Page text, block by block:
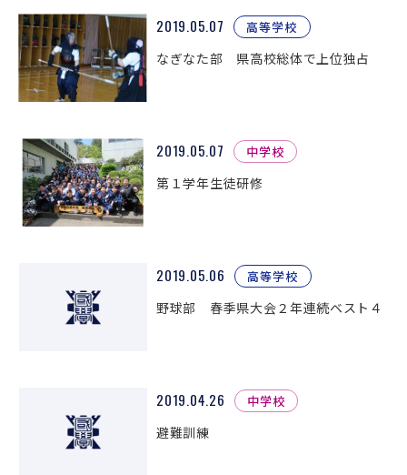
2019.05.07 高等学校
なぎなた部 県高校総体で上位独占
2019.05.07 中学校
第１学年生徒研修
2019.05.06 高等学校
野球部 春季県大会２年連続ベスト４
2019.04.26 中学校
避難訓練